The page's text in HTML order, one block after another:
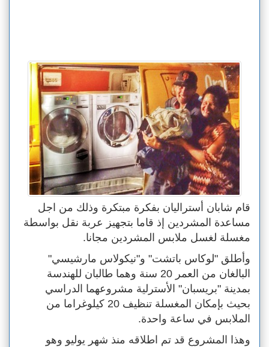
قام شابان أستراليان بفكرة مبتكرة وذلك من اجل
مساعدة المشردين إذ قاما بتجهيز عربة نقل بواسطة
مغسلة لغسل ملابس المشردين مجانا.
وأطلق "لوكاس باتشت" و"نيكولاس مارشيسي"
البالغان من العمر 20 سنة وهما طالبان للهندسة
بمدينة "بريسبان" الأسترلية مشروعهما الدراسي
بحيث بإمكان المغسلة تنظيف 20 كيلوغراما من
الملابس في ساعة واحدة.
وهذا المشروع قد تم اطلاقه منذ شهر يوليو وهو